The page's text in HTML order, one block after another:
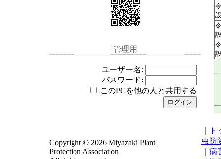
管理用
ユーザー名:
パスワード:
このPCを他の人と共用する
Copyright © 2026 Miyazaki Plant
Protection Association
ト
虫防
病